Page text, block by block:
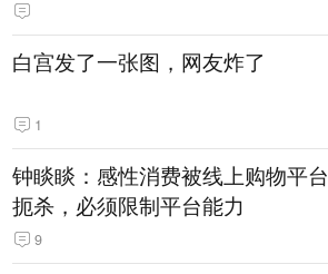
白宫发了一张图，网友炸了
1
钟睒睒：感性消费被线上购物平台
扼杀，必须限制平台能力
9